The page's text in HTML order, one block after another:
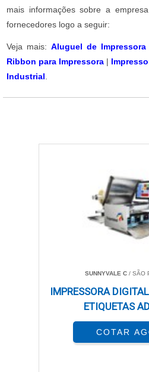
mais informações sobre a
fornecedores logo a seguir:
Veja mais: Aluguel de Impressora
Ribbon para Impressora |
Industrial
SUNNYVALE C / SÃO
IMPRESSORA
ETIQUETAS
COTAR